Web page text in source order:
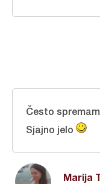
Marija
Često
Sjajno jelo